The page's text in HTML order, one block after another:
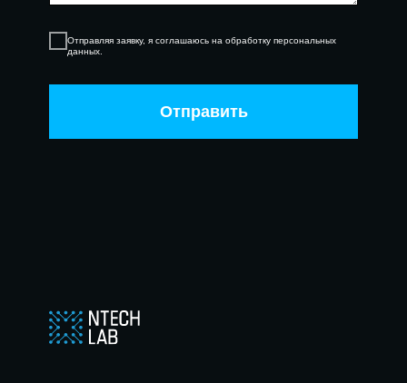
Отправляя заявку, я соглашаюсь на обработку персональных
данных.
Отправить